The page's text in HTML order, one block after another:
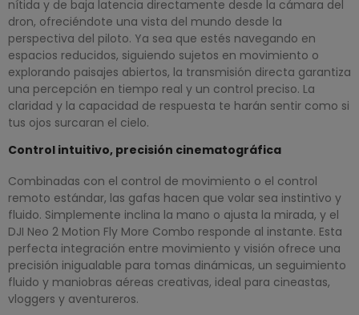
nítida y de baja latencia directamente desde la cámara del
dron, ofreciéndote una vista del mundo desde la
perspectiva del piloto. Ya sea que estés navegando en
espacios reducidos, siguiendo sujetos en movimiento o
explorando paisajes abiertos, la transmisión directa garantiza
una percepción en tiempo real y un control preciso. La
claridad y la capacidad de respuesta te harán sentir como si
tus ojos surcaran el cielo.
Control intuitivo, precisión cinematográfica
Combinadas con el control de movimiento o el control
remoto estándar, las gafas hacen que volar sea instintivo y
fluido. Simplemente inclina la mano o ajusta la mirada, y el
DJI Neo 2 Motion Fly More Combo responde al instante. Esta
perfecta integración entre movimiento y visión ofrece una
precisión inigualable para tomas dinámicas, un seguimiento
fluido y maniobras aéreas creativas, ideal para cineastas,
vloggers y aventureros.